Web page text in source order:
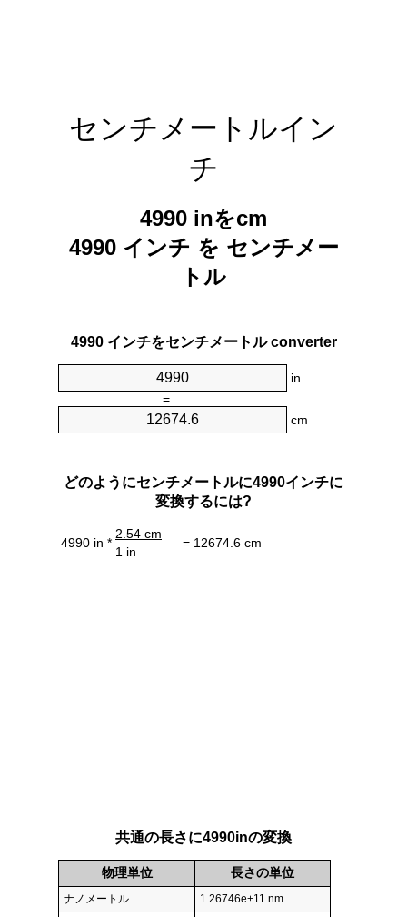
センチメートルイン
チ
4990 inをcm
4990 インチ を センチメー
トル
4990 インチをセンチメートル converter
in
=
cm
どのようにセンチメートルに4990インチに
変換するには?
4990 in *
2.54 cm
= 12674.6 cm
1 in
共通の長さに4990inの変換
物理単位 長さの単位
ナノメートル
1.26746e+11 nm